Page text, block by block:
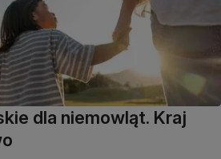
dla niemowląt. Kraj